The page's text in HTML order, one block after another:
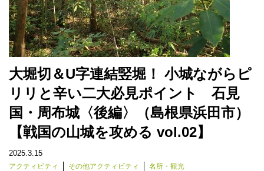
大堀切＆U字連結竪堀！ 小城ながらピ
リリと辛い二大必見ポイント 石見
国・周布城〈後編〉（島根県浜田市）
【戦国の山城を攻める vol.02】
2025.3.15
アクティビティ その他アクティビティ 名所・観光